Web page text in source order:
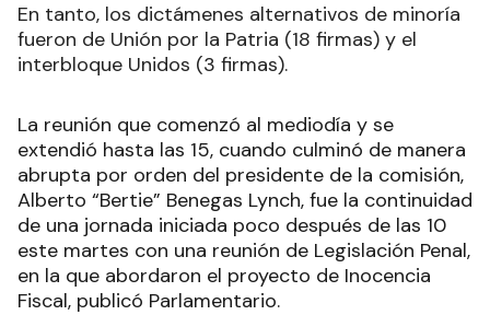
En tanto, los dictámenes alternativos de minoría
fueron de Unión por la Patria (18 firmas) y el
interbloque Unidos (3 firmas).
La reunión que comenzó al mediodía y se
extendió hasta las 15, cuando culminó de manera
abrupta por orden del presidente de la comisión,
Alberto “Bertie” Benegas Lynch, fue la continuidad
de una jornada iniciada poco después de las 10
este martes con una reunión de Legislación Penal,
en la que abordaron el proyecto de Inocencia
Fiscal, publicó Parlamentario.